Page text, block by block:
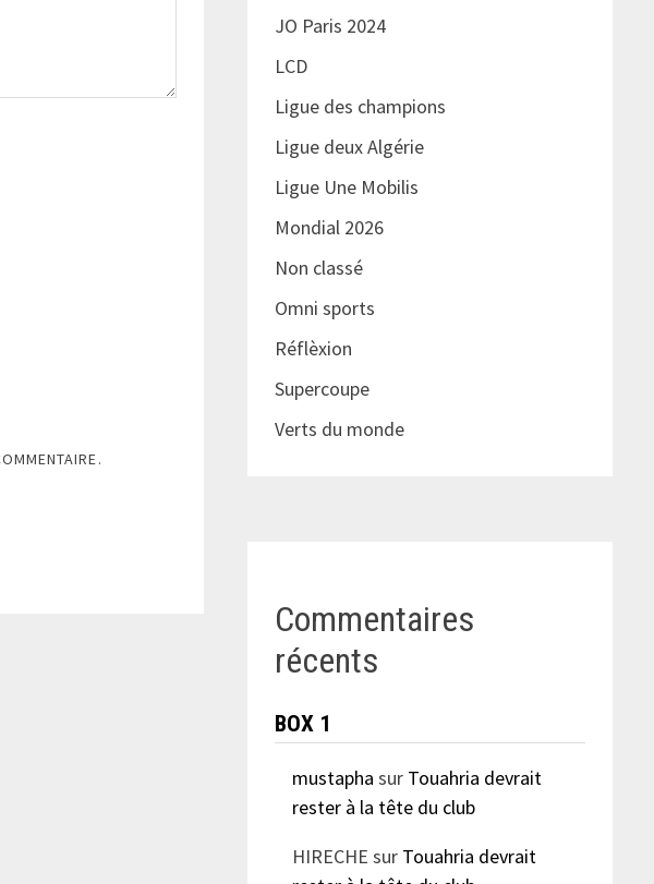
JO Paris 2024
LCD
Ligue des champions
Ligue deux Algérie
Ligue Une Mobilis
Mondial 2026
Non classé
Omni sports
Réflèxion
Supercoupe
Verts du monde
Commentaires
récents
BOX 1
mustapha sur Touahria devrait
rester à la tête du club
HIRECHE sur Touahria devrait